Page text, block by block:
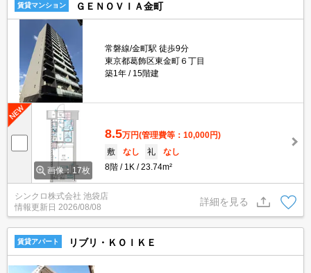
賃貸マンション ＧＥＮＯＶＩＡ金町
常磐線/金町駅 徒歩9分
東京都葛飾区東金町６丁目
築1年
15階建
画像：17枚
8.5万円(管理費等：10,000円)
敷
なし 礼
なし
8階
1K 23.74m²
シンクロ株式会社 池袋店
情報更新日 2026/08/08
詳細を見る
賃貸アパート リブリ・ＫＯＩＫＥ